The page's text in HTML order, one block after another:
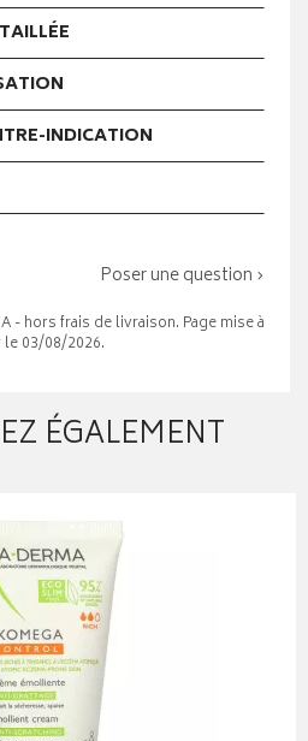
INDICATION
Poser une question ›
- hors frais de livraison. Page mise à
03/08/2026.
ÉGALEMENT